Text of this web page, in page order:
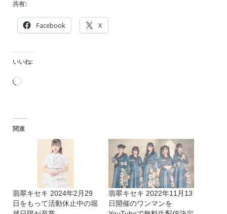
共有:
Facebook X
いいね:
読
込
関連
翡翠キセキ 2024年2月29
日をもって活動休止中の堀
翡翠キセキ 2022年11月13
日開催のワンマンを